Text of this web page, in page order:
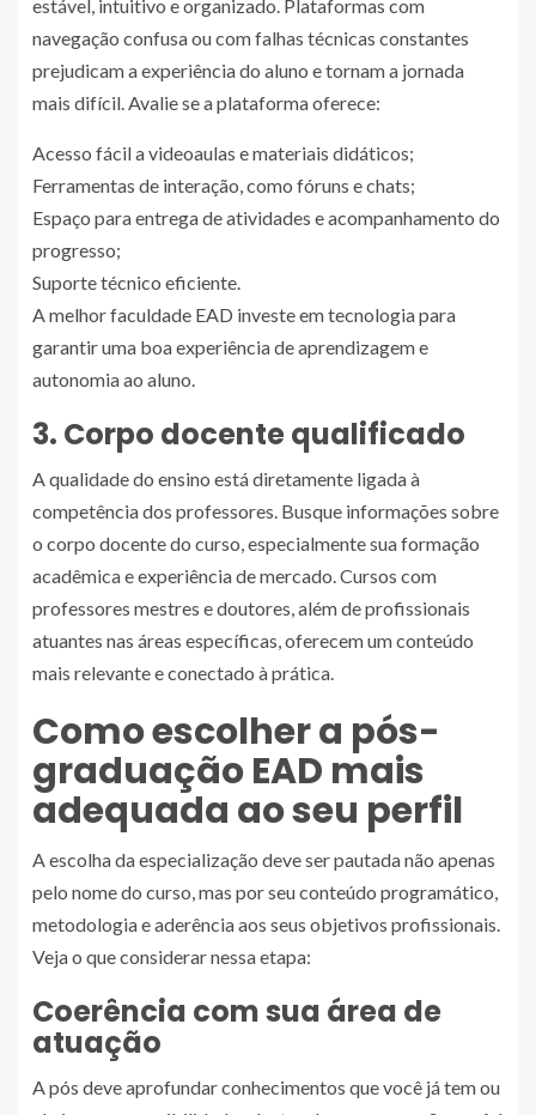
estável, intuitivo e organizado. Plataformas com
navegação confusa ou com falhas técnicas constantes
prejudicam a experiência do aluno e tornam a jornada
mais difícil. Avalie se a plataforma oferece:
Acesso fácil a videoaulas e materiais didáticos;
Ferramentas de interação, como fóruns e chats;
Espaço para entrega de atividades e acompanhamento do
progresso;
Suporte técnico eficiente.
A melhor faculdade EAD investe em tecnologia para
garantir uma boa experiência de aprendizagem e
autonomia ao aluno.
3. Corpo docente qualificado
A qualidade do ensino está diretamente ligada à
competência dos professores. Busque informações sobre
o corpo docente do curso, especialmente sua formação
acadêmica e experiência de mercado. Cursos com
professores mestres e doutores, além de profissionais
atuantes nas áreas específicas, oferecem um conteúdo
mais relevante e conectado à prática.
Como escolher a pós-
graduação EAD mais
adequada ao seu perfil
A escolha da especialização deve ser pautada não apenas
pelo nome do curso, mas por seu conteúdo programático,
metodologia e aderência aos seus objetivos profissionais.
Veja o que considerar nessa etapa:
Coerência com sua área de
atuação
A pós deve aprofundar conhecimentos que você já tem ou